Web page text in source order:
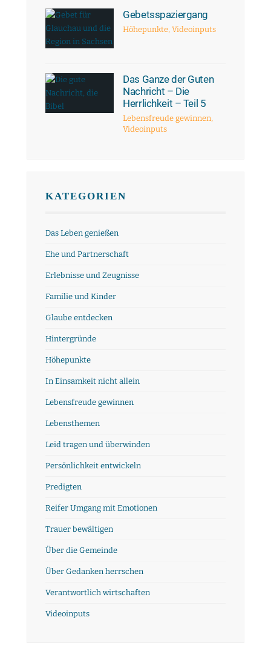
Gebetsspaziergang
Höhepunkte,Videoinputs
Das Ganze der Guten
Nachricht – Die
Herrlichkeit – Teil 5
Lebensfreude gewinnen,
Videoinputs
KATEGORIEN
Das Leben genießen
Ehe und Partnerschaft
Erlebnisse und Zeugnisse
Familie und Kinder
Glaube entdecken
Hintergründe
Höhepunkte
In Einsamkeit nicht allein
Lebensfreude gewinnen
Lebensthemen
Leid tragen und überwinden
Persönlichkeit entwickeln
Predigten
Reifer Umgang mit Emotionen
Trauer bewältigen
Über die Gemeinde
Über Gedanken herrschen
Verantwortlich wirtschaften
Videoinputs